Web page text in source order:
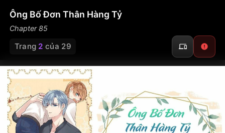
Ông Bố Đơn Thân Hàng Tỷ
Chapter 85
Trang 2 của 29